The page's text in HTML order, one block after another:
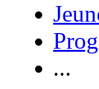
...